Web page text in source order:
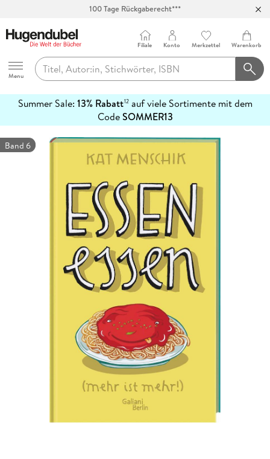
100 Tage Rückgaberecht***
Hugendubel
Menu
Filiale Konto Merkzettel Warenkorb
Summer Sale: 13% Rabatt12auf viele Sortimente mit dem
CodeSOMMER13
erfahren
Band 6